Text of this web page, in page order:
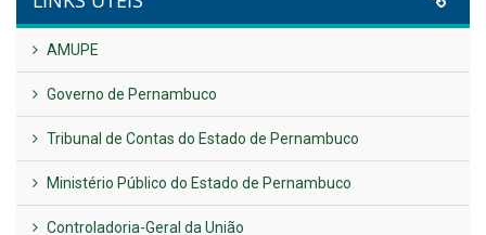
UTILIDADE PÚBLICA
Previous